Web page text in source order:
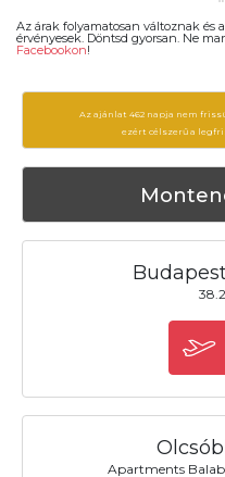
Az árak folyamatosan változnak és
érvényesek. Döntsd gyorsan. Ne
Facebookon!
Az ajánlat 462 napja nem
ezért célszerű a
Apartments